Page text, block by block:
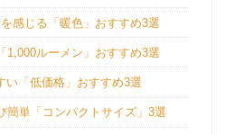
感じる「暖色」おすすめ3選
1,000ルーメン」おすすめ3選
い「低価格」おすすめ3選
簡単「コンパクトサイズ」3選